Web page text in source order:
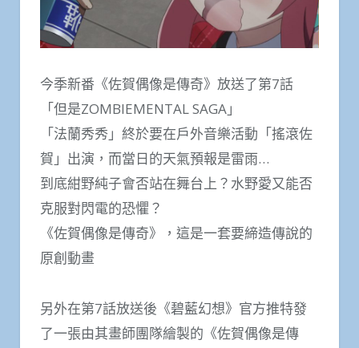
今季新番《佐賀偶像是傳奇》放送了第7話
「但是ZOMBIEMENTAL SAGA」
「法蘭秀秀」終於要在戶外音樂活動「搖滾佐
賀」出演，而當日的天氣預報是雷雨…
到底紺野純子會否站在舞台上？水野愛又能否
克服對閃電的恐懼？
《佐賀偶像是傳奇》，這是一套要締造傳說的
原創動畫
另外在第7話放送後《碧藍幻想》官方推特發
了一張由其畫師團隊繪製的《佐賀偶像是傳